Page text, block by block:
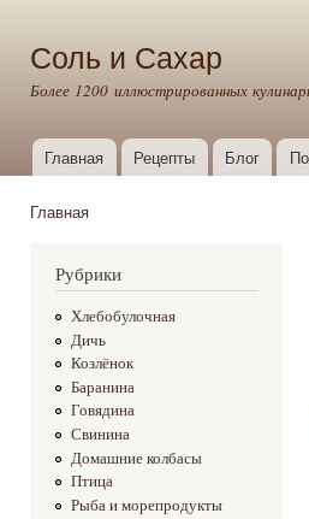
Соль и Сахар
Более 1200 иллюстрированных
Главное меню
Главная Рецепты Блог
Главная
Рубрики
Хлебобулочная
Дичь
Козлёнок
Баранина
Говядина
Свинина
Домашние колбасы
Птица
Рыба и морепродукты